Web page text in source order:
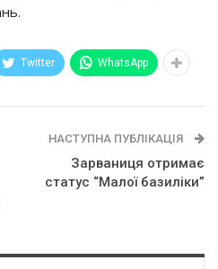
Twitter WhatsApp
НАСТУПНА ПУБЛІКАЦІЯ
Зарваниця отримає
статус “Малої базиліки”